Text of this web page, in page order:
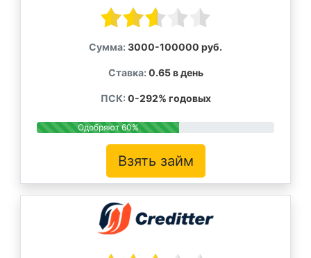
Сумма: 3000-100000 руб.
Ставка: 0.65 в день
ПСК: 0-292% годовых
Одобряют 60%
Взять займ